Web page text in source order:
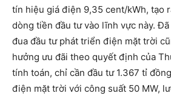
tín hiệu giá điện 9,35 cent/kWh, tạo
dòng tiền đầu tư vào lĩnh vực này.
đua đầu tư phát triển điện mặt trời
hưởng ưu đãi theo quyết định của
tính toán, chỉ cần đầu tư 1.367 tỉ
điện mặt trời với công suất 50 MW,